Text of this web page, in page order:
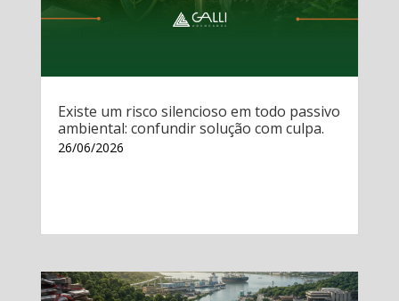
Existe um risco silencioso em todo passivo
ambiental: confundir solução com culpa.
26/06/2026